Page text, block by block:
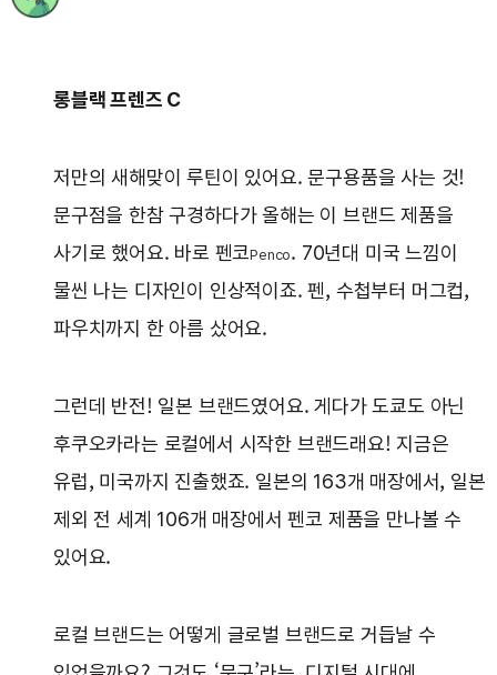
롱블랙 프렌즈 C
저만의 새해맞이 루틴이 있어요. 문구용품을 사는 것!
문구점을 한참 구경하다가 올해는 이 브랜드 제품을
사기로 했어요. 바로 펜코Penco. 70년대 미국 느낌이
물씬 나는 디자인이 인상적이죠. 펜, 수첩부터 머그컵,
파우치까지 한 아름 샀어요.
그런데 반전! 일본 브랜드였어요. 게다가 도쿄도 아닌
후쿠오카라는 로컬에서 시작한 브랜드래요! 지금은
유럽, 미국까지 진출했죠. 일본의 163개 매장에서, 일본
제외 전 세계 106개 매장에서 펜코 제품을 만나볼 수
있어요.
로컬 브랜드는 어떻게 글로벌 브랜드로 거듭날 수